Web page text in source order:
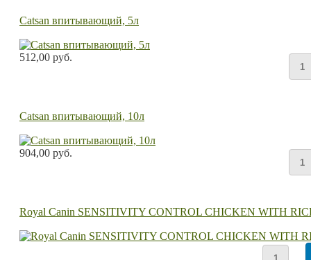
Catsan впитывающий, 5л
512,00 руб.
Catsan впитывающий, 10л
904,00 руб.
Royal Canin SENSITIVITY CONTROL CHICKEN WITH